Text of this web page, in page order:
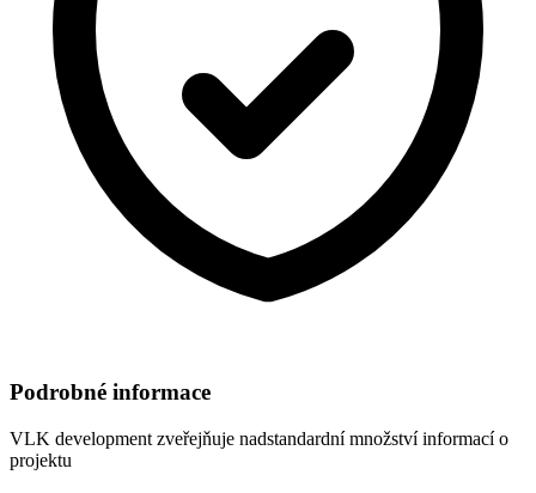
Podrobné informace
VLK development zveřejňuje nadstandardní množství informací o
projektu